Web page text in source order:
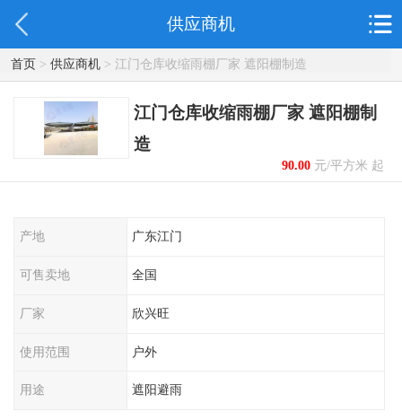
供应商机
首页> 供应商机> 江门仓库收缩雨棚厂家 遮阳棚制造
江门仓库收缩雨棚厂家 遮阳棚制
造
90.00元/平方米 起
产地 广东江门
可售卖地 全国
厂家 欣兴旺
使用范围 户外
用途 遮阳避雨